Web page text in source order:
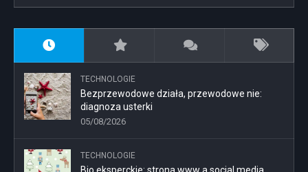
TECHNOLOGIE
Bezprzewodowe działa, przewodowe nie:
diagnoza usterki
05/08/2026
TECHNOLOGIE